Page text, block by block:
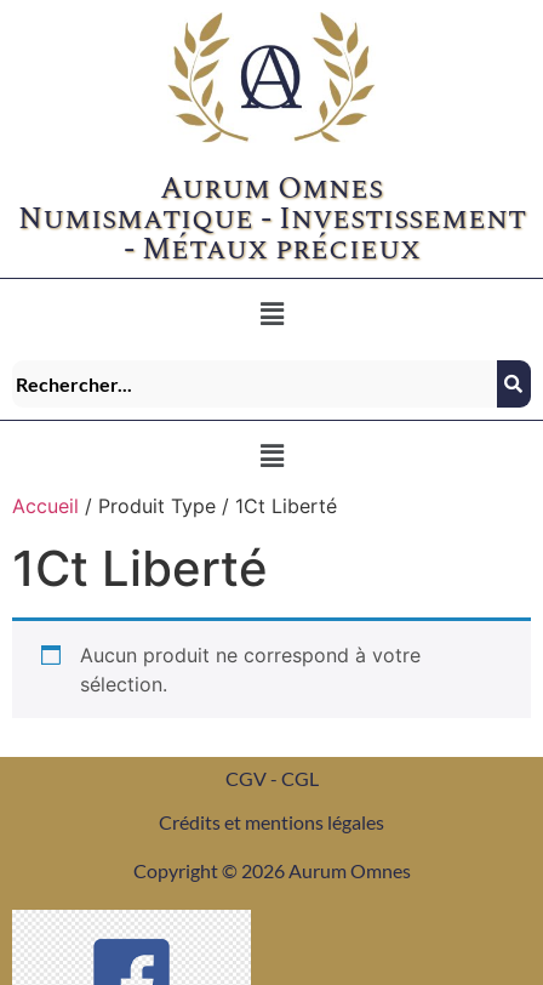
Aurum Omnes
Numismatique - Investissement
- Métaux précieux
Accueil / Produit Type / 1Ct Liberté
1Ct Liberté
Aucun produit ne correspond à votre
sélection.
CGV - CGL
Crédits et mentions légales
Copyright © 2026 Aurum Omnes